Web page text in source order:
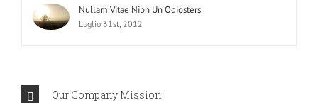
Nullam Vitae Nibh Un Odiosters
Luglio 31st, 2012
Our Company Mission